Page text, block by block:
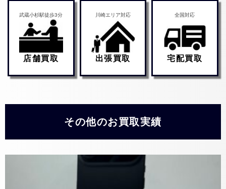
武蔵小杉駅徒歩3分
店舗買取
川崎エリア対応
出張買取
全国対応
宅配買取
その他のお買取実績